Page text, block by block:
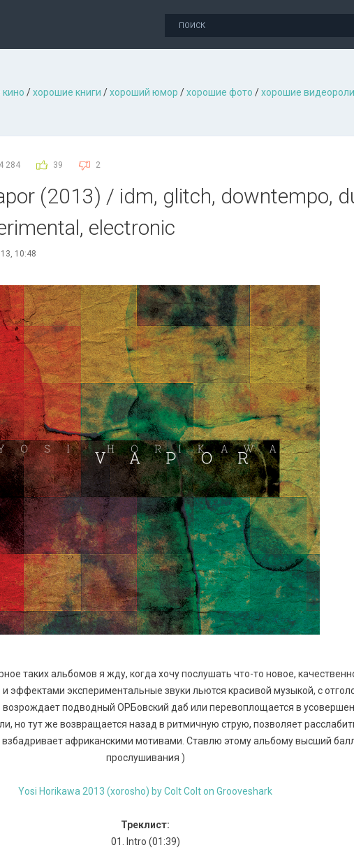
/хорошие книги /хороший юмор /хорошие фото /хорошие
4 284 39 2
(2013) / idm, glitch, downtempo,
electronic
10:48
таких альбомов я жду, когда хочу послушать что-то новое,
экспериментальные звуки льются красивой музыкой, с
возрождает подводный ОРБовский даб или перевоплощается в
но тут же возвращается назад в ритмичную струю, позволяет
африканскими мотивами. Ставлю этому альбому высший
прослушивания )
Yosi Horikawa 2013 (xorosho) by Colt Colt on Grooveshark
Треклист:
01. Intro (01:39)